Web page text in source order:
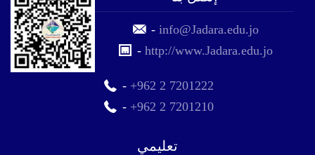
-info@Jadara.edu.jo
-http://www.Jadara.edu.jo
- +962 2 7201222
- +962 2 7201210
تعليمي